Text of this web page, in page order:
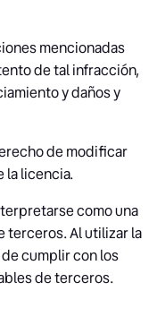
mencionadas
de tal infracción,
y daños y
de modificar
la licencia.
como una
terceros. Al utilizar la
cumplir con los
de terceros.